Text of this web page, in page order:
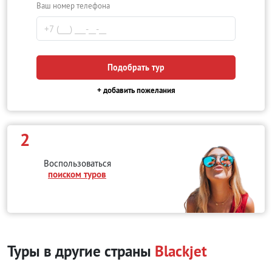
Ваш номер телефона
Подобрать тур
+ добавить пожелания
2
Воспользоваться
поиском туров
Туры в другие страны Blackjet